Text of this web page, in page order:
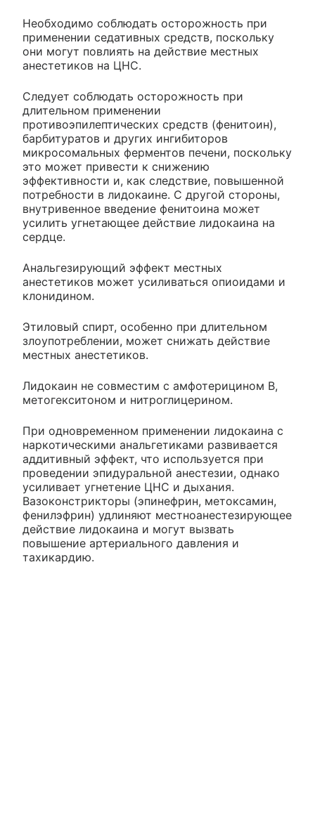
Необходимо соблюдать осторожность при
применении седативных средств, поскольку
они могут повлиять на действие местных
анестетиков на ЦНС.
Следует соблюдать осторожность при
длительном применении
противоэпилептических средств (фенитоин),
барбитуратов и других ингибиторов
микросомальных ферментов печени, поскольку
это может привести к снижению
эффективности и, как следствие, повышенной
потребности в лидокаине. С другой стороны,
внутривенное введение фенитоина может
усилить угнетающее действие лидокаина на
сердце.
Анальгезирующий эффект местных
анестетиков может усиливаться опиоидами и
клонидином.
Этиловый спирт, особенно при длительном
злоупотреблении, может снижать действие
местных анестетиков.
Лидокаин не совместим с амфотерицином В,
метогекситоном и нитроглицерином.
При одновременном применении лидокаина с
наркотическими анальгетиками развивается
аддитивный эффект, что используется при
проведении эпидуральной анестезии, однако
усиливает угнетение ЦНС и дыхания.
Вазоконстрикторы (эпинефрин, метоксамин,
фенилэфрин) удлиняют местноанестезирующее
действие лидокаина и могут вызвать
повышение артериального давления и
тахикардию.